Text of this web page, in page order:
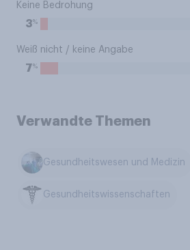
Keine Bedrohung
3%
Weiß nicht / keine Angabe
7%
Verwandte Themen
Gesundheitswesen und Medizin
Gesundheitswissenschaften